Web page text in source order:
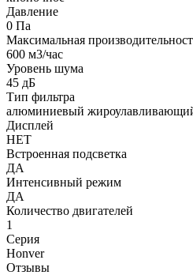
Давление
0 Па
Максимальная
600 м3/час
Уровень шума
45 дБ
Тип фильтра
алюминиевый
Дисплей
НЕТ
Встроенная подсветка
ДА
Интенсивный режим
ДА
Количество двигателей
1
Серия
Honver
Отзывы